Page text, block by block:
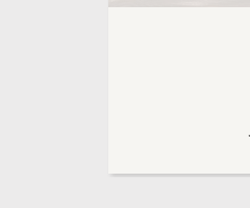
- DURCH DIE VORAUSZAHLUNG